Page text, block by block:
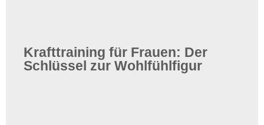
Krafttraining für Frauen: Der
Schlüssel zur Wohlfühlfigur